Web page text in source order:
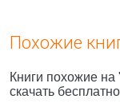
Похожие
Книги похожие на
скачать